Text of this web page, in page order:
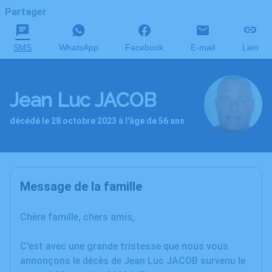
Partager
SMS WhatsApp Facebook E-mail Lien
Jean Luc JACOB
décédé le 28 octobre 2023 à l'âge de 56 ans
Message de la famille
Chère famille, chers amis,
C’est avec une grande tristesse que nous vous
annonçons le décès de Jean Luc JACOB survenu le